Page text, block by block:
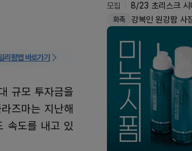
리팜맵 바로가기
규모 투자금을
즈마는 지난해
속도를 내고 있
모집
8/23 초리스크 시
화촉 강복인 원강팜 사